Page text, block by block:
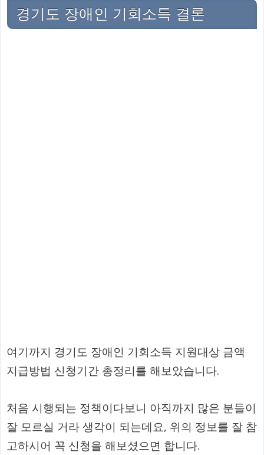
경기도 장애인 기회소득 결론
여기까지 경기도 장애인 기회소득 지원대상 금액
지급방법 신청기간 총정리를 해보았습니다.
처음 시행되는 정책이다보니 아직까지 많은 분들이
잘 모르실 거라 생각이 되는데요, 위의 정보를 잘 참
고하시어 꼭 신청을 해보셨으면 합니다.